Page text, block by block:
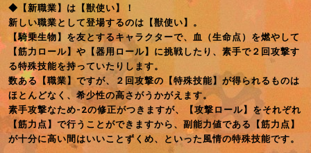
◆【新職業】は【獣使い】！
新しい職業として登場するのは【獣使い】。
【騎乗生物】を友とするキャラクターで、血（生命点）を燃やして
【筋力ロール】や【器用ロール】に挑戦したり、素手で２回攻撃す
る特殊技能を持っていたりします。
数ある【職業】ですが、２回攻撃の【特殊技能】が得られるものは
ほとんどなく、希少性の高さがうかがえます。
素手攻撃なため-2の修正がつきますが、【攻撃ロール】をそれぞれ
【筋力点】で行うことができますから、副能力値である【筋力点】
が十分に高い間はいいことずくめ、といった風情の特殊技能です。